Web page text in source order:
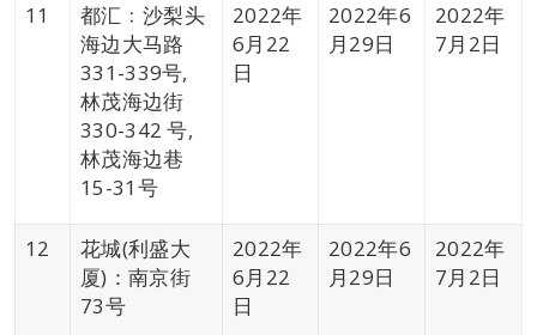
11
都汇﹕沙梨头
海边大马路
331-339号,
林茂海边街
330-342 号,
林茂海边巷
15-31号
2022年
6月22
日
2022年6
月29日
2022年
7月2日
12
花城(利盛大
厦)：南京街
73号
2022年
6月22
日
2022年6
月29日
2022年
7月2日